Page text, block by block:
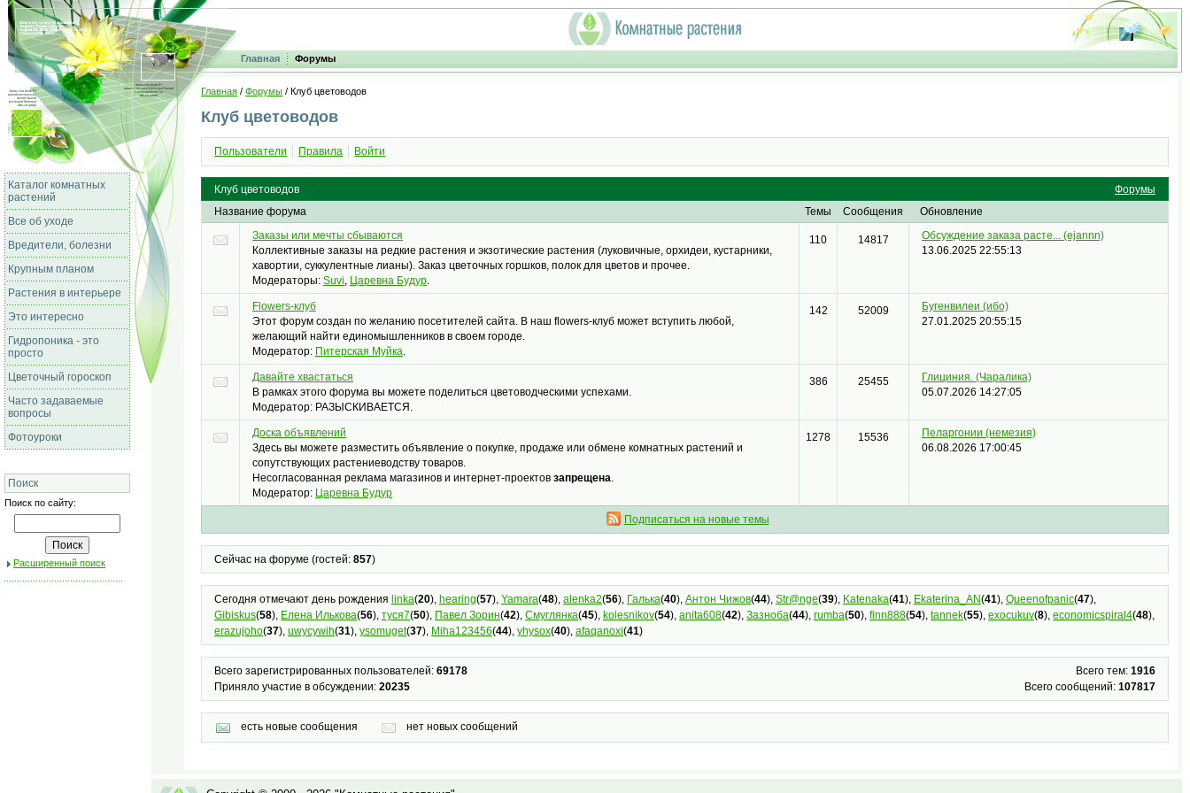
Главная Форумы
Каталог комнатных
растений
Все об уходе
Вредители, болезни
Крупным планом
Растения в интерьере
Это интересно
Гидропоника - это
просто
Цветочный гороскоп
Часто задаваемые
вопросы
Фотоуроки
Поиск
Поиск по сайту:
Расширенный поиск
Главная / Форумы / Клуб цветоводов
Клуб цветоводов
Пользователи Правила Войти
Форумы
Клуб цветоводов
Название форума
Темы Сообщения
Обновление
Заказы или мечты сбываются
Коллективные заказы на редкие растения и экзотические растения (луковичные, орхидеи, кустарники,
хавортии, суккулентные лианы). Заказ цветочных горшков, полок для цветов и прочее.
Модераторы: Suvi, Царевна Будур.
110 14817 Обсуждение заказа расте... (ejannn)
13.06.2025 22:55:13
Flowers-клуб
Этот форум создан по желанию посетителей сайта. В наш flowers-клуб может вступить любой,
желающий найти единомышленников в своем городе.
Модератор: Питерская Муйка.
142 52009 Бугенвилеи (ибо)
27.01.2025 20:55:15
Давайте хвастаться
В рамках этого форума вы можете поделиться цветоводческими успехами.
Модератор: РАЗЫСКИВАЕТСЯ.
386 25455 Глициния. (Чаралика)
05.07.2026 14:27:05
Доска объявлений
Здесь вы можете разместить объявление о покупке, продаже или обмене комнатных растений и
сопутствующих растениеводству товаров.
Несогласованная реклама магазинов и интернет-проектов запрещена.
Модератор: Царевна Будур
1278 15536 Пеларгонии (немезия)
06.08.2026 17:00:45
Подписаться на новые темы
Сейчас на форуме (гостей: 857)
Сегодня отмечают день рождения linka(20), hearing(57), Yamara(48), alenka2(56), Галька(40), Антон Чижов(44), Str@nge(39), Katenaka(41), Ekaterina_AN(41), Queenofpanic(47),
Gibiskus(58), Елена Илькова(56), туся7(50), Павел Зорин(42), Смуглянка(45), kolesnikov(54), anita608(42), Зазноба(44), rumba(50), finn888(54), tannek(55), exocukuv(8), economicspiral4(48),
erazujoho(37), uwycywih(31), ysomuget(37), Miha123456(44), yhysox(40), afaqanoxi(41)
Всего зарегистрированных пользователей: 69178
Приняло участие в обсуждении: 20235
Всего тем:1916
Всего сообщений:107817
есть новые сообщения нет новых сообщений